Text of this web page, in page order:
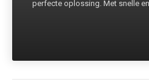
perfecte oplossing. Met snelle